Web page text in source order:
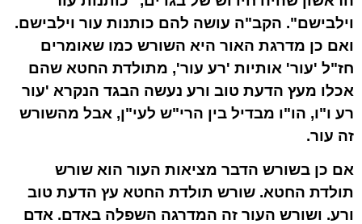
וילבישם". הקב"ה עושה להם כותנות עור וילבישם.
ואם כן מדרגת האור היא השורש כמו שאומרים
חז"ל 'עור' אותיות 'רע עור', מתולדת החטא שהם
אכלו מעץ הדעת טוב ורע נעשה הבגד הנקרא 'עור
רע ו"ו, הו"ו מבדיל בין הרי"ש לעי"ן, אבל מהשורש
זה עור.
אם כן בשורש הדבר מציאות העור הוא שורש
תולדת החטא. שורש תולדת החטא עץ הדעת טוב
ורע. ושורש העור זה המדרגה השפלה באדם. אדם